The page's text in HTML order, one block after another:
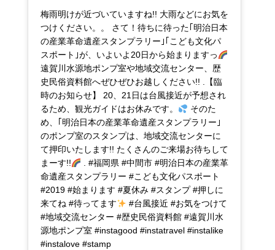
梅雨明けが近づいていますね!! 大雨などにお気を
つけください。。 さて！待ちに待った｢明治日本
の産業革命遺産スタンプラリー｣｢こども文化パ
スポート｣が、いよいよ20日から始まりますっ
遠賀川水源地ポンプ室や地域交流センター、歴
史民俗資料館へぜひぜひお越しください!! .【臨
時のお知らせ】 20、21日は台風接近が予想され
るため、観光ガイドはお休みです。
そのた
め、｢明治日本の産業革命遺産スタンプラリー｣
のポンプ室のスタンプは、地域交流センターに
て押印いたします!! たくさんのご来場お待ちして
まーす!!
. #福岡県 #中間市 #明治日本の産業革
命遺産スタンプラリー #こども文化パスポート
#2019 #始まります #夏休み #スタンプ #押しに
来てね #待ってます
#台風接近 #お気をつけて
#地域交流センター #歴史民俗資料館 #遠賀川水
源地ポンプ室 #instagood #instatravel #instalike
#instalove #stamp